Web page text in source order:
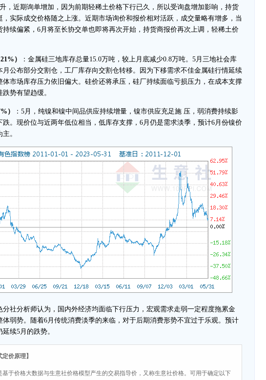
，近期询单增加，因为前期轻稀土价格下行已久，所以受询盘增加影响，持货
，实际成交价格随之上涨。近期市场询价和报价相对活跃，成交量略有增多，当
持续偏紧，6月将至长协交单也即将再次开始，持货商报价再次上调，轻稀土价
）
：金属硅三地库存总量15.0万吨，较上月底减少0.8万吨。5月三地社会库
月公布部分交割仓，工厂库存向交割仓转移。因为下移需求不佳金属硅行情延续
体市场库存压力依旧偏大。硅价还将承压，硅厂持续面临亏损压力，在成本支撑
势有望趋缓。
）
：5月，纯镍和镍中间品供应持续增量，镍市供应充足施 压，弱消费持续影
跌。现价位与近两年低位相当，低库存支撑，6月仍是需求淡季，预计6月份镍价
。
分析师认为，国内外经济均面临下行压力，宏观需求走弱一定程度拖累金
体弱势。随着6月传统消费淡季的来临，对于后期消费形势不宜过于乐观。预计
续5月的跌势。
定价原理】
基于价格大数据与生意社价格模型产生的交易指导价，又称生意社价格。可用于确定以下